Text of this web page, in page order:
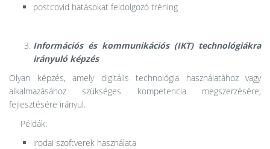
postcovid hatásokat feldolgozó tréning
Információs és kommunikációs (IKT) technológiákra
irányuló képzés
Olyan képzés, amely digitális technológia használatához vagy
alkalmazásához szükséges kompetencia megszerzésére,
fejlesztésére irányul.
Példák:
irodai szoftverek használata